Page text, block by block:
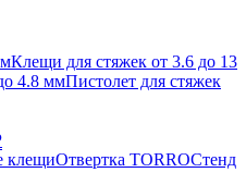
Клещи для стяжек от 3.6 до 13
4.8 ммПистолет для стяжек
клещиОтвертка TORROСтенд